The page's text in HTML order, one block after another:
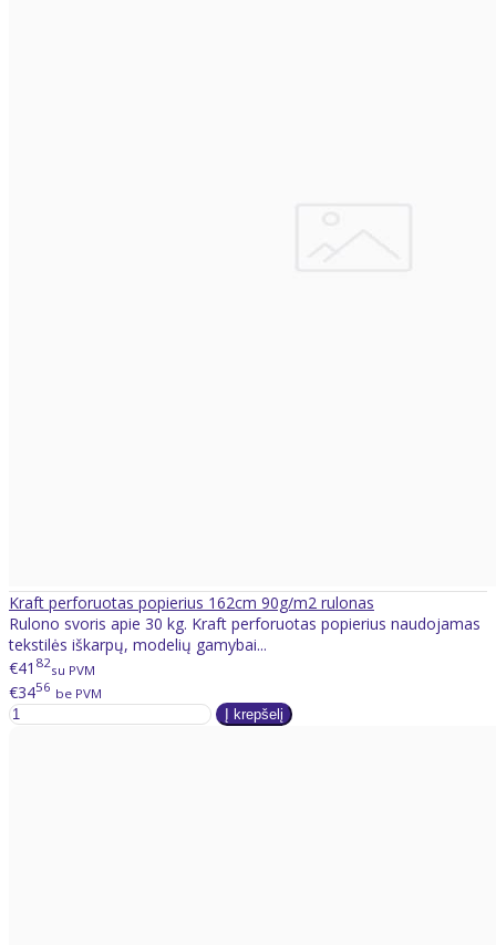
Kraft perforuotas popierius 162cm 90g/m2 rulonas
Rulono svoris apie 30 kg. Kraft perforuotas popierius naudojamas
tekstilės iškarpų, modelių gamybai...
€41 82su PVM
€3456 be PVM